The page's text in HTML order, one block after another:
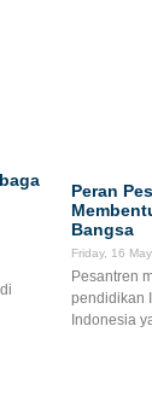
Peran
Bangsa
Friday, 16
Pesantren
pendidikan
Indonesia